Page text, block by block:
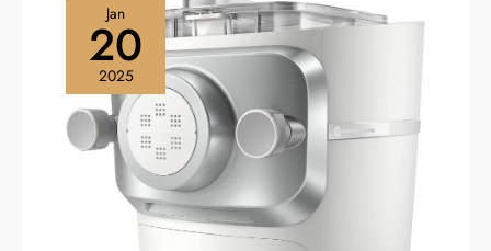
Jan
20
2025